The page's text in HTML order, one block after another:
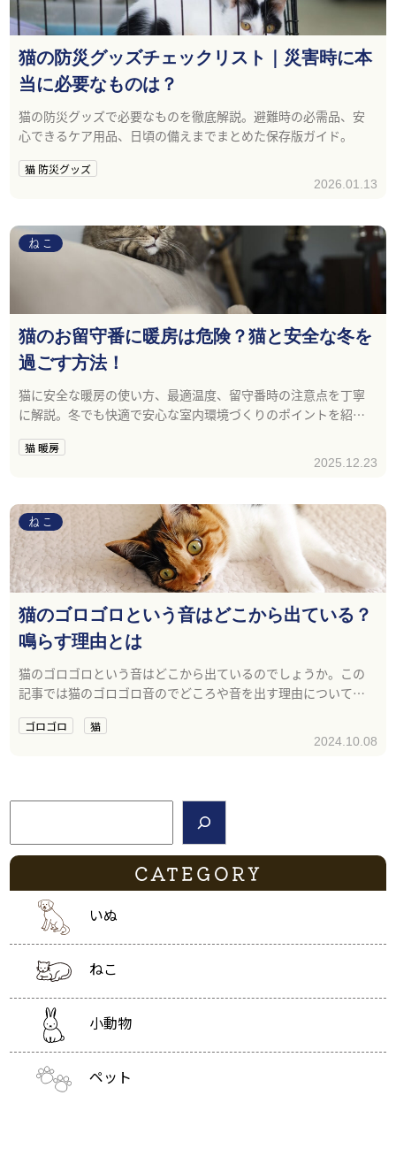
猫の防災グッズチェックリスト｜災害時に本
当に必要なものは？
猫の防災グッズで必要なものを徹底解説。避難時の必需品、安
心できるケア用品、日頃の備えまでまとめた保存版ガイド。
猫 防災グッズ
2026.01.13
ねこ
猫のお留守番に暖房は危険？猫と安全な冬を
過ごす方法！
猫に安全な暖房の使い方、最適温度、留守番時の注意点を丁寧
に解説。冬でも快適で安心な室内環境づくりのポイントを紹介
猫 暖房
2025.12.23
ねこ
猫のゴロゴロという音はどこから出ている？
鳴らす理由とは
猫のゴロゴロという音はどこから出ているのでしょうか。この
記事では猫のゴロゴロ音のでどころや音を出す理由について解
ゴロゴロ 猫
2024.10.08
検索
CATEGORY
いぬ
ねこ
小動物
ペット